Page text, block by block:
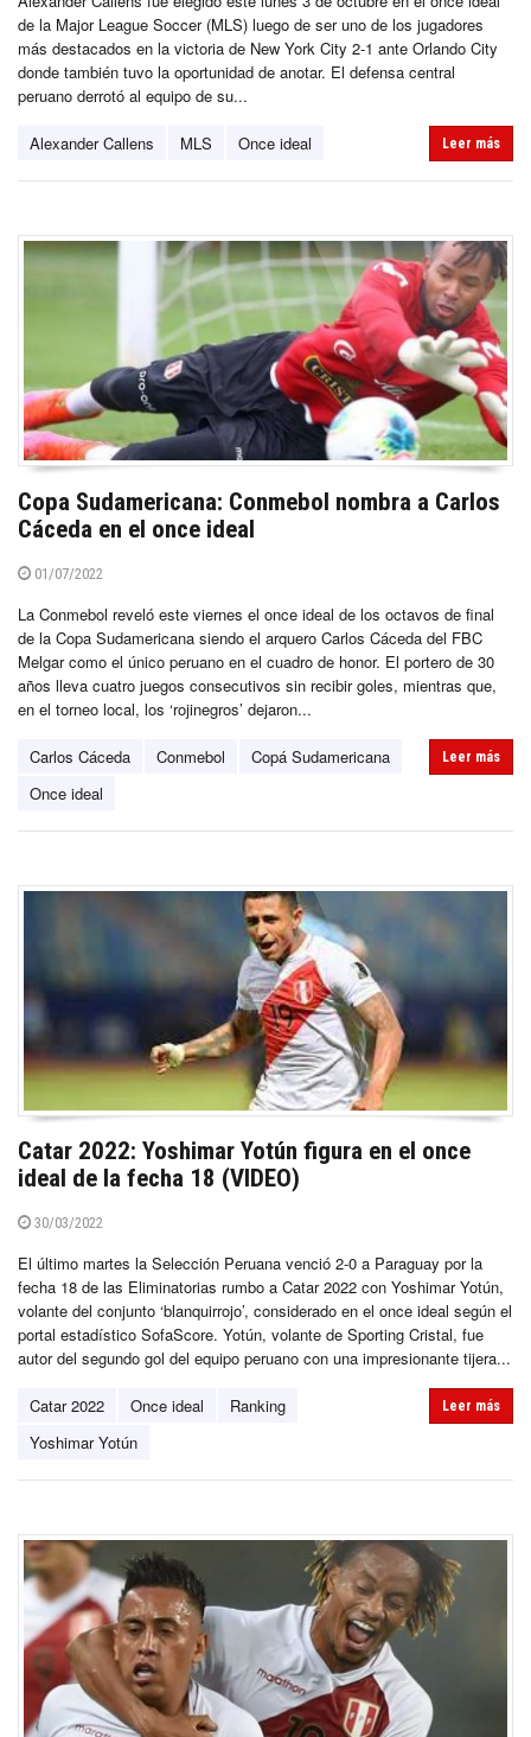
de la Major League Soccer (MLS) luego de ser uno de los jugadores
más destacados en la victoria de New York City 2-1 ante Orlando City
donde también tuvo la oportunidad de anotar. El defensa central
peruano derrotó al equipo de su...
Alexander Callens MLS Once ideal Leer más
Copa Sudamericana: Conmebol nombra a Carlos
Cáceda en el once ideal
01/07/2022
La Conmebol reveló este viernes el once ideal de los octavos de final
de la Copa Sudamericana siendo el arquero Carlos Cáceda del FBC
Melgar como el único peruano en el cuadro de honor. El portero de 30
años lleva cuatro juegos consecutivos sin recibir goles, mientras que,
en el torneo local, los ‘rojinegros’ dejaron...
Carlos Cáceda Conmebol
Copá Sudamericana
Once ideal
Leer más
Catar 2022: Yoshimar Yotún figura en el once
ideal de la fecha 18 (VIDEO)
30/03/2022
El último martes la Selección Peruana venció 2-0 a Paraguay por la
fecha 18 de las Eliminatorias rumbo a Catar 2022 con Yoshimar Yotún,
volante del conjunto ‘blanquirrojo’, considerado en el once ideal según el
portal estadístico SofaScore. Yotún, volante de Sporting Cristal, fue
autor del segundo gol del equipo peruano con una impresionante tijera...
Catar 2022 Once ideal
Ranking
Yoshimar Yotún
Leer más